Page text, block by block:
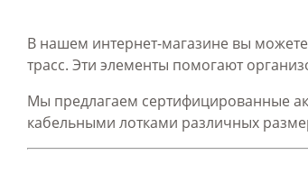
В нашем интернет-магазине вы можете
трасс. Эти элементы помогают
Мы предлагаем сертифицированные
кабельными лотками различных